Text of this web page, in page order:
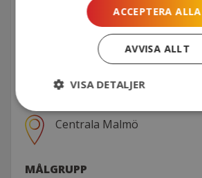
2025-10-01 08:30 - 13:00
Centrala Malmö
MÅLGRUPP
ACCEPTERA ALLA
AVVISA ALLT
VISA DETALJER